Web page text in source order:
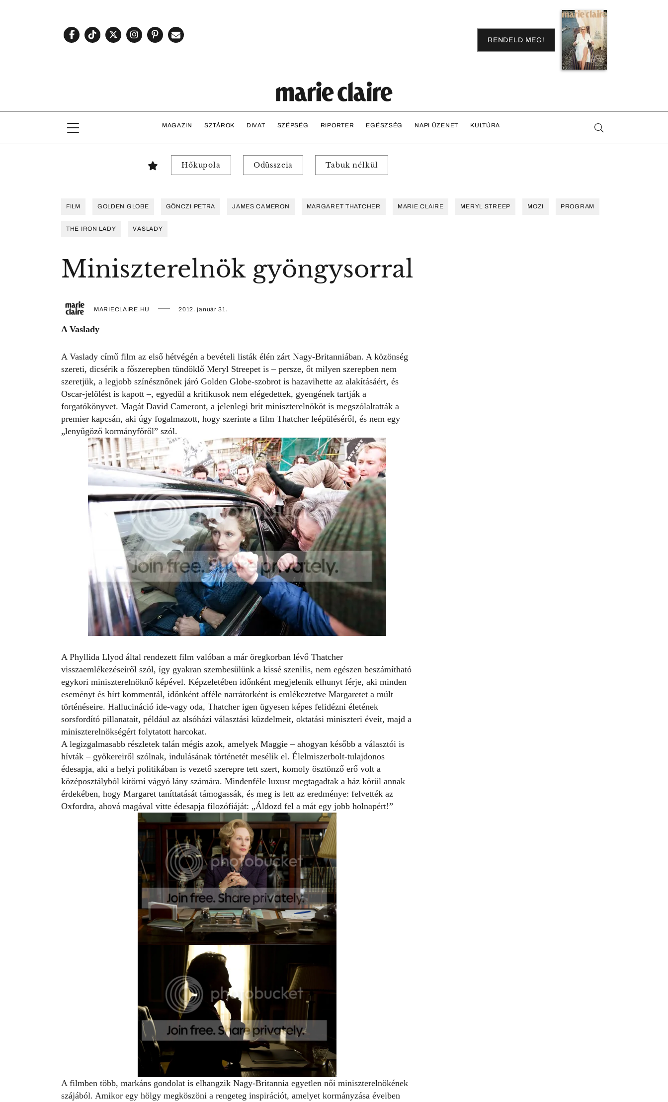
RENDELD MEG!
MAGAZIN SZTÁROK DIVAT SZÉPSÉG RIPORTER EGÉSZSÉG NAPI ÜZENET KULTÚRA
Hőkupola Odüsszeia Tabuk nélkül
FILM GOLDEN GLOBE GÖNCZI PETRA JAMES CAMERON MARGARET THATCHER MARIE CLAIRE MERYL STREEP MOZI PROGRAM
THE IRON LADY VASLADY
Miniszterelnök gyöngysorral
MARIECLAIRE.HU 2012. január 31.
A Vaslady
A Vaslady című film az első hétvégén a bevételi listák élén zárt Nagy-Britanniában. A közönség
szereti, dicsérik a főszerepben tündöklő Meryl Streepet is – persze, őt milyen szerepben nem
szeretjük, a legjobb színésznőnek járó Golden Globe-szobrot is hazavihette az alakításáért, és
Oscar-jelölést is kapott –, egyedül a kritikusok nem elégedettek, gyengének tartják a
forgatókönyvet. Magát David Cameront, a jelenlegi brit miniszterelnököt is megszólaltatták a
premier kapcsán, aki úgy fogalmazott, hogy szerinte a film Thatcher leépüléséről, és nem egy
„lenyűgöző kormányfőről” szól.
A Phyllida Llyod által rendezett film valóban a már öregkorban lévő Thatcher
visszaemlékezéseiről szól, így gyakran szembesülünk a kissé szenilis, nem egészen beszámítható
egykori miniszterelnöknő képével. Képzeletében időnként megjelenik elhunyt férje, aki minden
eseményt és hírt kommentál, időnként afféle narrátorként is emlékeztetve Margaretet a múlt
történéseire. Hallucináció ide-vagy oda, Thatcher igen ügyesen képes felidézni életének
sorsfordító pillanatait, például az alsóházi választási küzdelmeit, oktatási miniszteri éveit, majd a
miniszterelnökségért folytatott harcokat.
A legizgalmasabb részletek talán mégis azok, amelyek Maggie – ahogyan később a választói is
hívták – gyökereiről szólnak, indulásának történetét mesélik el. Élelmiszerbolt-tulajdonos
édesapja, aki a helyi politikában is vezető szerepre tett szert, komoly ösztönző erő volt a
középosztályból kitörni vágyó lány számára. Mindenféle luxust megtagadtak a ház körül annak
érdekében, hogy Margaret taníttatását támogassák, és meg is lett az eredménye: felvették az
Oxfordra, ahová magával vitte édesapja filozófiáját: „Áldozd fel a mát egy jobb holnapért!”
A filmben több, markáns gondolat is elhangzik Nagy-Britannia egyetlen női miniszterelnökének
szájából. Amikor egy hölgy megköszöni a rengeteg inspirációt, amelyet kormányzása éveiben